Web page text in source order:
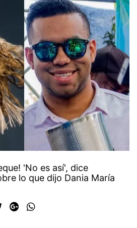
'No es así', dice
lo que dijo Dania María